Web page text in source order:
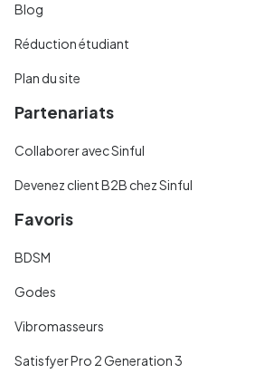
Blog
Réduction étudiant
Plan du site
Partenariats
Collaborer avec Sinful
Devenez client B2B chez Sinful
Favoris
BDSM
Godes
Vibromasseurs
Satisfyer Pro 2 Generation 3